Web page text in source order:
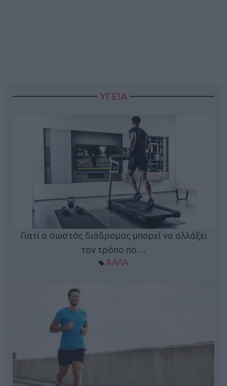
ΥΓΕΙΑ
Γιατί ο σωστός διάδρομος μπορεί να αλλάξει
τον τρόπο πο…
ΆΛΛΑ